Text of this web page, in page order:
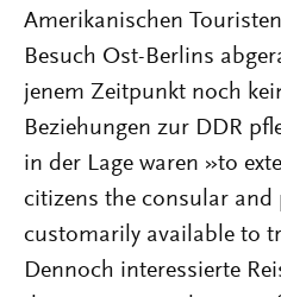
Amerikanischen
Besuch Ost-Berlins
jenem Zeitpunkt noch
Beziehungen zur DDR
in der Lage waren »to
citizens the consular and
customarily available to
Dennoch interessierte